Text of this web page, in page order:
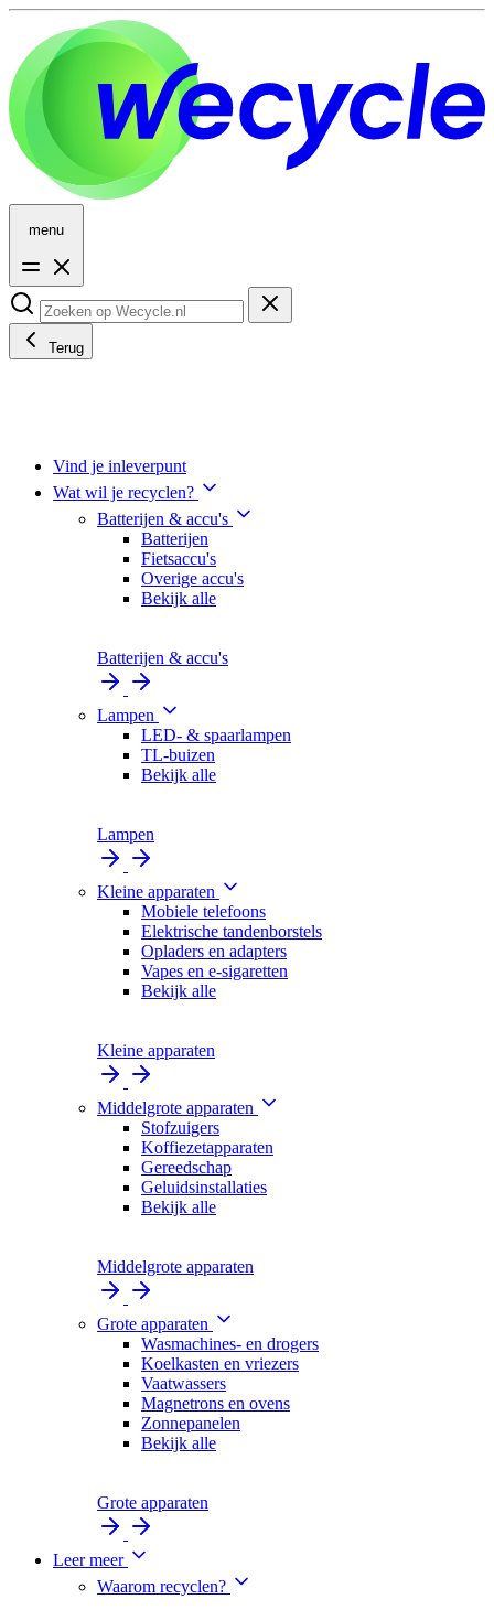
menu
Terug
Vind je inleverpunt
Wat wil je recyclen?
Batterijen & accu's
Batterijen
Fietsaccu's
Overige accu's
Bekijk alle
Batterijen & accu's
Lampen
LED- & spaarlampen
TL-buizen
Bekijk alle
Lampen
Kleine apparaten
Mobiele telefoons
Elektrische tandenborstels
Opladers en adapters
Vapes en e-sigaretten
Bekijk alle
Kleine apparaten
Middelgrote apparaten
Stofzuigers
Koffiezetapparaten
Gereedschap
Geluidsinstallaties
Bekijk alle
Middelgrote apparaten
Grote apparaten
Wasmachines- en drogers
Koelkasten en vriezers
Vaatwassers
Magnetrons en ovens
Zonnepanelen
Bekijk alle
Grote apparaten
Leer meer
Waarom recyclen?